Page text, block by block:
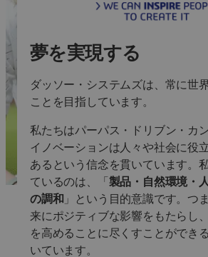
夢を実現する
ダッソー・システムズは、常に世
ことを目指しています。
私たちはパーパス・ドリブン・カ
イノベーションは人々や社会に役
あるという信念を貫いています。
ているのは、「 製品・自然環境・
の調和 」という目的意識です。つ
来にポジティブな影響をもたらし
を高めることに尽くすことができ
いています。